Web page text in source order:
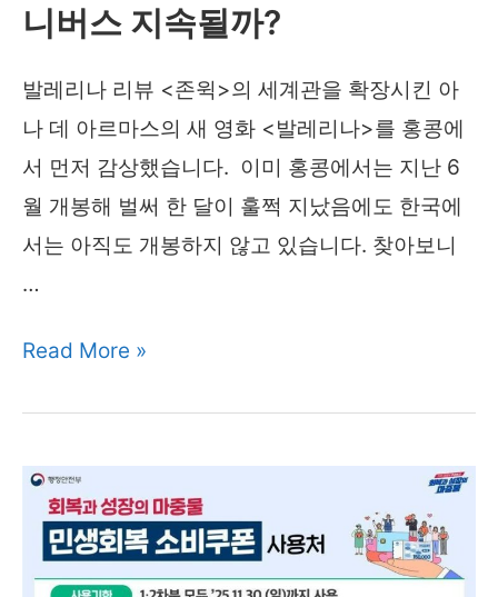
니버스 지속될까?
발레리나 리뷰 <존윅>의 세계관을 확장시킨 아
나 데 아르마스의 새 영화 <발레리나>를 홍콩에
서 먼저 감상했습니다. 이미 홍콩에서는 지난 6
월 개봉해 벌써 한 달이 훌쩍 지났음에도 한국에
서는 아직도 개봉하지 않고 있습니다. 찾아보니
…
발
나
(2025)
Read More »